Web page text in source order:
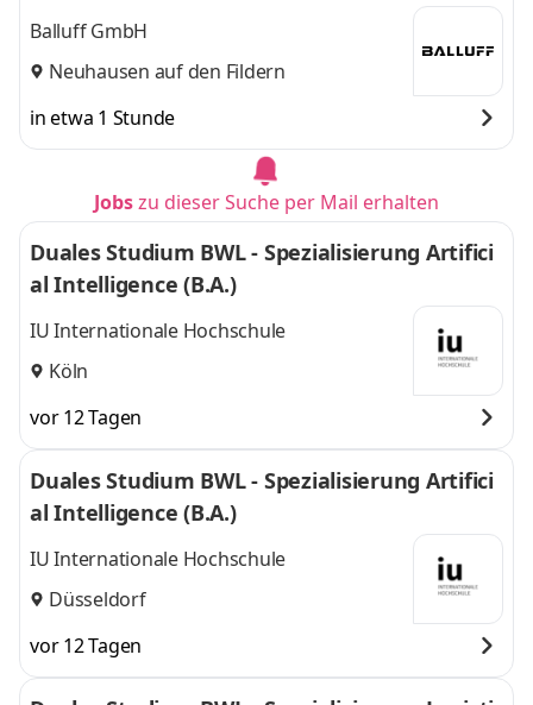
Balluff GmbH
Neuhausen auf den Fildern
in etwa 1 Stunde
Jobszu dieser Suche per Mail erhalten
Duales Studium BWL - Spezialisierung Artifici
al Intelligence (B.A.)
IU Internationale Hochschule
Köln
vor 12 Tagen
Duales Studium BWL - Spezialisierung Artifici
al Intelligence (B.A.)
IU Internationale Hochschule
Düsseldorf
vor 12 Tagen